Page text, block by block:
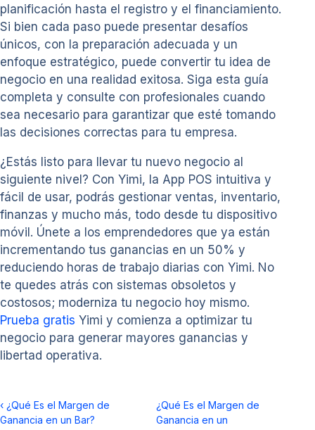
planificación hasta el registro y el financiamiento.
Si bien cada paso puede presentar desafíos
únicos, con la preparación adecuada y un
enfoque estratégico, puede convertir tu idea de
negocio en una realidad exitosa. Siga esta guía
completa y consulte con profesionales cuando
sea necesario para garantizar que esté tomando
las decisiones correctas para tu empresa.
¿Estás listo para llevar tu nuevo negocio al
siguiente nivel? Con Yimi, la App POS intuitiva y
fácil de usar, podrás gestionar ventas, inventario,
finanzas y mucho más, todo desde tu dispositivo
móvil. Únete a los emprendedores que ya están
incrementando tus ganancias en un 50% y
reduciendo horas de trabajo diarias con Yimi. No
te quedes atrás con sistemas obsoletos y
costosos; moderniza tu negocio hoy mismo.
Prueba gratis Yimi y comienza a optimizar tu
negocio para generar mayores ganancias y
libertad operativa.
‹ ¿Qué Es el Margen de
Ganancia en un Bar?
¿Qué Es el Margen de
Ganancia en un